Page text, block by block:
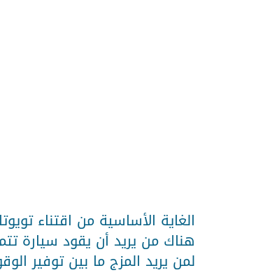
الغاية الأساسية من اقتناء
هناك من يريد أن يقود سيارة
لمن يريد المزج ما بين توفير